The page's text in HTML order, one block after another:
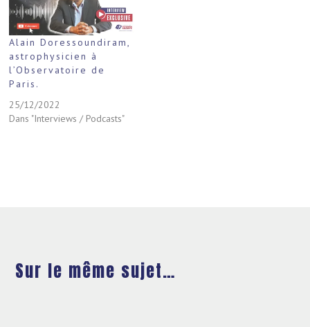
Alain Doressoundiram,
astrophysicien à
l’Observatoire de
Paris.
25/12/2022
Dans "Interviews / Podcasts"
Sur le même sujet…